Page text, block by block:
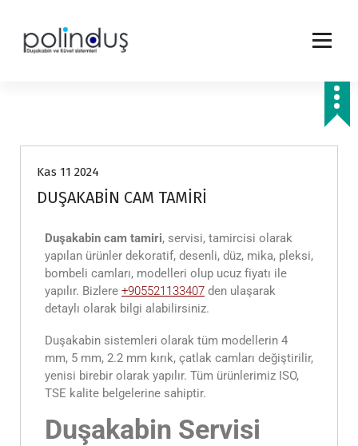
Kas 11 2024
DUŞAKABİN CAM TAMİRİ
Duşakabin cam tamiri, servisi, tamircisi olarak
yapılan ürünler dekoratif, desenli, düz, mika, pleksi,
bombeli camları, modelleri olup ucuz fiyatı ile
yapılır. Bizlere +905521133407 den ulaşarak
detaylı olarak bilgi alabilirsiniz.
Duşakabin sistemleri olarak tüm modellerin 4
mm, 5 mm, 2.2 mm kırık, çatlak camları değiştirilir,
yenisi birebir olarak yapılır. Tüm ürünlerimiz ISO,
TSE kalite belgelerine sahiptir.
Duşakabin Servisi